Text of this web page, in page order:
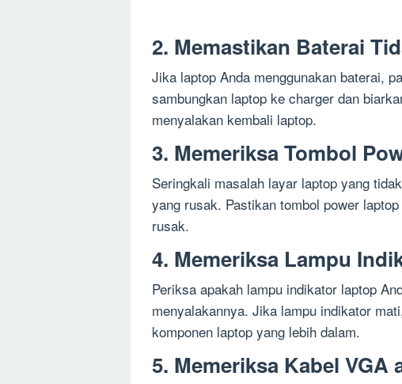
2. Memastikan Baterai
Jika laptop Anda menggunakan baterai,
sambungkan laptop ke charger dan
menyalakan kembali laptop.
3. Memeriksa Tombol
Seringkali masalah layar laptop yang
yang rusak. Pastikan tombol power
rusak.
4. Memeriksa Lampu
Periksa apakah lampu indikator laptop
menyalakannya. Jika lampu indikator
komponen laptop yang lebih dalam.
5. Memeriksa Kabel VGA